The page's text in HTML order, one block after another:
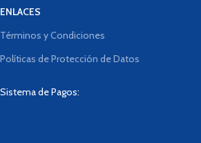
ENLACES
Términos y Condiciones
Políticas de Protección de Datos
Sistema de Pagos: